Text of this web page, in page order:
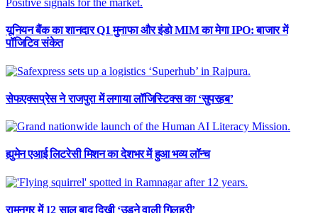
यूनियन बैंक का शानदार Q1 मुनाफा और इंडो MIM का मेगा IPO: बाजार में
पॉजिटिव संकेत
सेफएक्सप्रेस ने राजपुरा में लगाया लॉजिस्टिक्स का ‘सुपरहब’
ह्युमेन एआई लिटरेसी मिशन का देशभर में हुआ भव्य लॉन्च
रामनगर में 12 साल बाद दिखी ‘उड़ने वाली गिलहरी’